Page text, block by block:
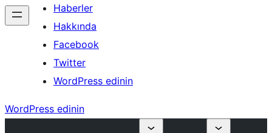
Haberler
Hakkında
Facebook
Twitter
WordPress edinin
WordPress edinin